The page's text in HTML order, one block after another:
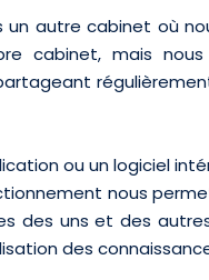
un autre cabinet où
cabinet, mais
ou un logiciel
nous
des uns et des
des